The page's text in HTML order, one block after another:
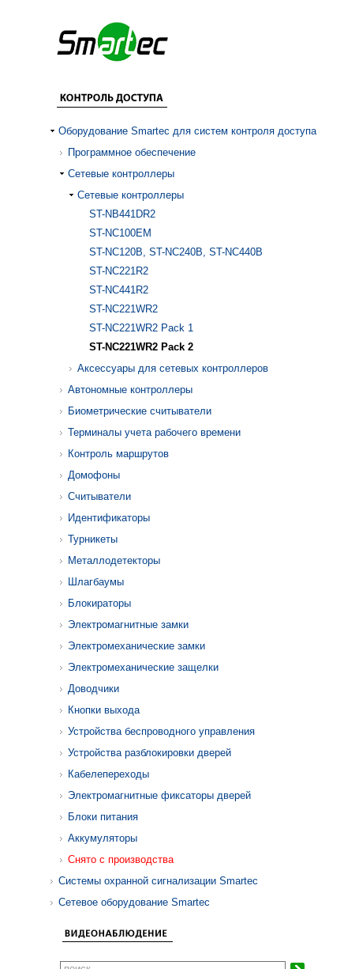
Оборудование Smartec для систем контроля доступа
Программное обеспечение
Сетевые контроллеры
Сетевые контроллеры
ST-NB441DR2
ST-NC100EM
ST-NC120B, ST-NC240B, ST-NC440B
ST-NC221R2
ST-NC441R2
ST-NC221WR2
ST-NC221WR2 Pack 1
ST-NC221WR2 Pack 2
Аксессуары для сетевых контроллеров
Автономные контроллеры
Биометрические считыватели
Терминалы учета рабочего времени
Контроль маршрутов
Домофоны
Считыватели
Идентификаторы
Турникеты
Металлодетекторы
Шлагбаумы
Блокираторы
Электромагнитные замки
Электромеханические замки
Электромеханические защелки
Доводчики
Кнопки выхода
Устройства беспроводного управления
Устройства разблокировки дверей
Кабелепереходы
Электромагнитные фиксаторы дверей
Блоки питания
Аккумуляторы
Снято с производства
Системы охранной сигнализации Smartec
Сетевое оборудование Smartec